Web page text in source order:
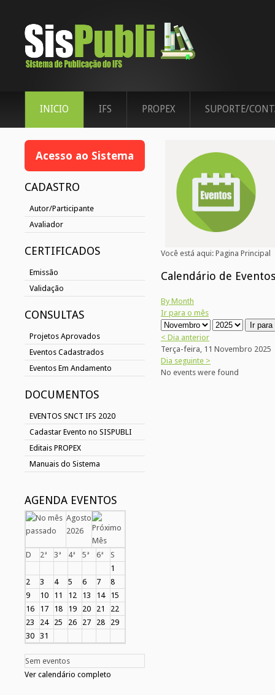
INICIO IFS PROPEX SUPORTE/
Acesso ao Sistema
CADASTRO
Autor/Participante
Avaliador
CERTIFICADOS
Emissão
Validação
CONSULTAS
Projetos Aprovados
Eventos Cadastrados
Eventos Em Andamento
DOCUMENTOS
EVENTOS SNCT IFS 2020
Cadastar Evento no SISPUBLI
Editais PROPEX
Manuais do Sistema
AGENDA EVENTOS
Agosto
2026
D 2ª 3ª 4ª 5ª 6ª
S
1
2
3 4 5 6 7
8
9
10 11 12 13 14
15
16
17 18 19 20 21
22
23
24 25 26 27 28
29
30 31
Sem eventos
Ver calendário completo
Você está aqui: Pagina Principal
Calendário de Eventos
By Month
Ir para o mês
Ir
< Dia anterior
Terça-feira, 11 Novembro 2025
Dia seguinte >
No events were found